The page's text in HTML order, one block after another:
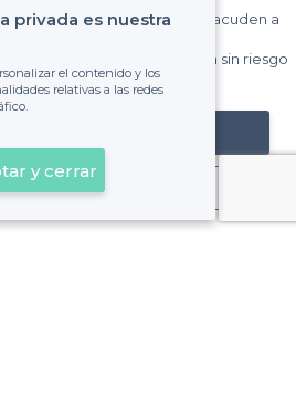
el millón de visitantes que acuden a
pagas una cantidad fija sin riesgo
ver la factura.
mi establecimiento
es cliente
privada es nuestra
el contenido y los
relativas a las redes
y cerrar